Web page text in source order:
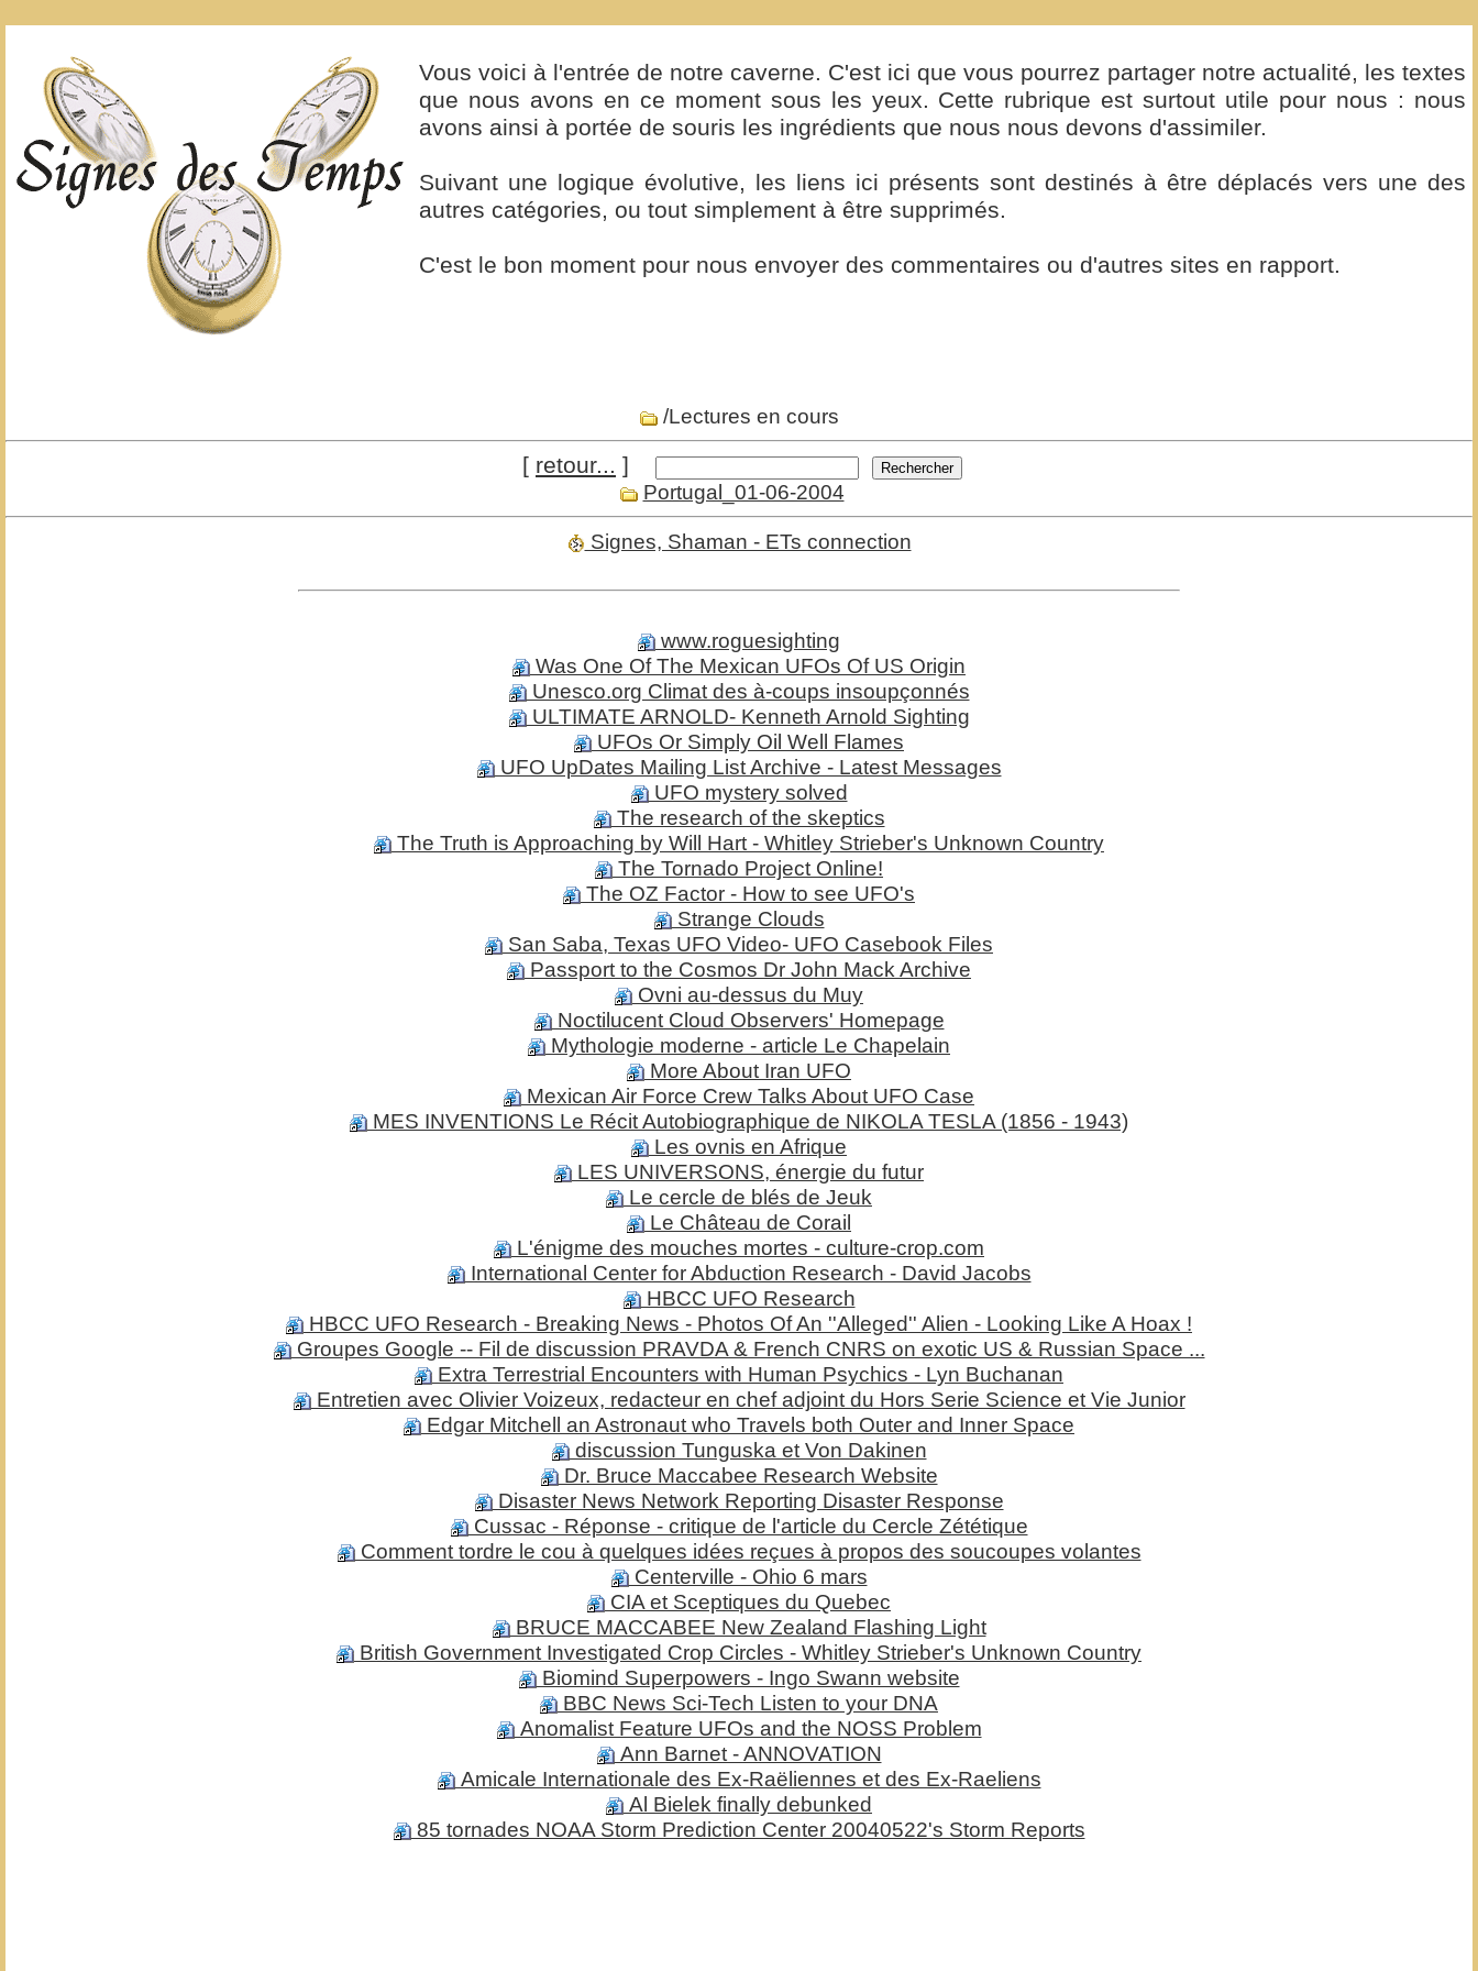
Vous voici à l'entrée de notre caverne. C'est ici que vous pourrez partager notre actualité, les textes
que nous avons en ce moment sous les yeux. Cette rubrique est surtout utile pour nous : nous
avons ainsi à portée de souris les ingrédients que nous nous devons d'assimiler.
Suivant une logique évolutive, les liens ici présents sont destinés à être déplacés vers une des
autres catégories, ou tout simplement à être supprimés.
C'est le bon moment pour nous envoyer des commentaires ou d'autres sites en rapport.
/Lectures en cours
[ retour... ]
Portugal_01-06-2004
Signes, Shaman - ETs connection
www.roguesighting
Was One Of The Mexican UFOs Of US Origin
Unesco.org Climat des à-coups insoupçonnés
ULTIMATE ARNOLD- Kenneth Arnold Sighting
UFOs Or Simply Oil Well Flames
UFO UpDates Mailing List Archive - Latest Messages
UFO mystery solved
The research of the skeptics
The Truth is Approaching by Will Hart - Whitley Strieber's Unknown Country
The Tornado Project Online!
The OZ Factor - How to see UFO's
Strange Clouds
San Saba, Texas UFO Video- UFO Casebook Files
Passport to the Cosmos Dr John Mack Archive
Ovni au-dessus du Muy
Noctilucent Cloud Observers' Homepage
Mythologie moderne - article Le Chapelain
More About Iran UFO
Mexican Air Force Crew Talks About UFO Case
MES INVENTIONS Le Récit Autobiographique de NIKOLA TESLA (1856 - 1943)
Les ovnis en Afrique
LES UNIVERSONS, énergie du futur
Le cercle de blés de Jeuk
Le Château de Corail
L'énigme des mouches mortes - culture-crop.com
International Center for Abduction Research - David Jacobs
HBCC UFO Research
HBCC UFO Research - Breaking News - Photos Of An ''Alleged'' Alien - Looking Like A Hoax !
Groupes Google -- Fil de discussion PRAVDA & French CNRS on exotic US & Russian Space ...
Extra Terrestrial Encounters with Human Psychics - Lyn Buchanan
Entretien avec Olivier Voizeux, redacteur en chef adjoint du Hors Serie Science et Vie Junior
Edgar Mitchell an Astronaut who Travels both Outer and Inner Space
discussion Tunguska et Von Dakinen
Dr. Bruce Maccabee Research Website
Disaster News Network Reporting Disaster Response
Cussac - Réponse - critique de l'article du Cercle Zététique
Comment tordre le cou à quelques idées reçues à propos des soucoupes volantes
Centerville - Ohio 6 mars
CIA et Sceptiques du Quebec
BRUCE MACCABEE New Zealand Flashing Light
British Government Investigated Crop Circles - Whitley Strieber's Unknown Country
Biomind Superpowers - Ingo Swann website
BBC News Sci-Tech Listen to your DNA
Anomalist Feature UFOs and the NOSS Problem
Ann Barnet - ANNOVATION
Amicale Internationale des Ex-Raëliennes et des Ex-Raeliens
Al Bielek finally debunked
85 tornades NOAA Storm Prediction Center 20040522's Storm Reports